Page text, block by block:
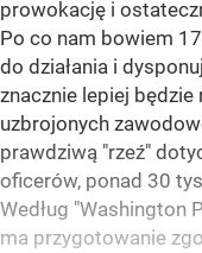
prowokację i
Po co nam bowiem
do działania i
znacznie lepiej
uzbrojonych
prawdziwą "rzeź"
oficerów, ponad 30
Według "Washington
ma przygotowanie